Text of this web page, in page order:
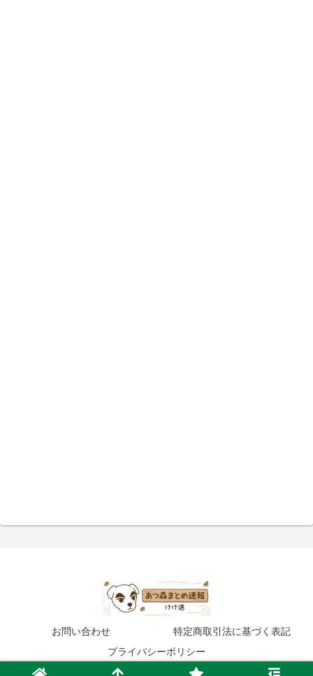
お問い合わせ
特定商取引法に基づく表記
プライバシーポリシー